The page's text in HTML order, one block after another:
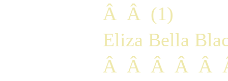
Â  Â  (1)
Eliza Bella
Â  Â  Â  Â  Â